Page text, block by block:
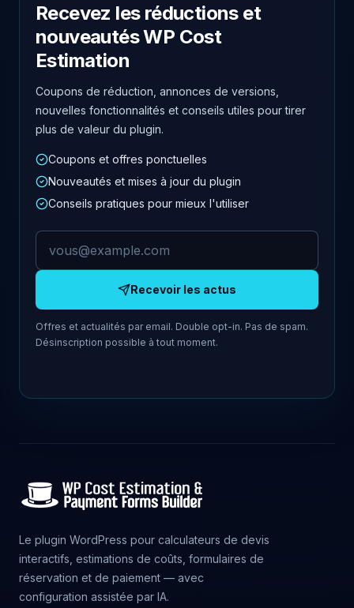
Recevez les réductions et
nouveautés WP Cost
Estimation
Coupons de réduction, annonces de versions,
nouvelles fonctionnalités et conseils utiles pour tirer
plus de valeur du plugin.
Coupons et offres ponctuelles
Nouveautés et mises à jour du plugin
Conseils pratiques pour mieux l'utiliser
Adresse email
Recevoir les actus
Offres et actualités par email. Double opt-in. Pas de spam.
Désinscription possible à tout moment.
Le plugin WordPress pour calculateurs de devis
interactifs, estimations de coûts, formulaires de
réservation et de paiement — avec
configuration assistée par IA.